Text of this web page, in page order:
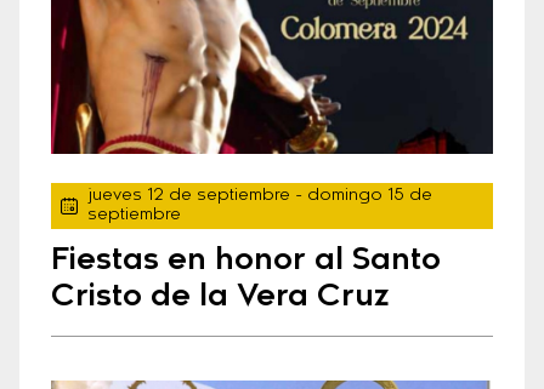
jueves 12 de septiembre - domingo 15 de
septiembre
Fiestas en honor al Santo
Cristo de la Vera Cruz